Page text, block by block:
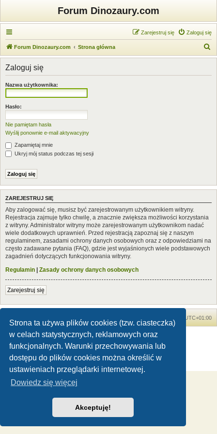
Strona ta używa plików cookies (tzw. ciasteczka)
w celach statystycznych, reklamowych oraz
funkcjonalnych. Warunki przechowywania lub
dostępu do plików cookies można określić w
ustawieniach przeglądarki internetowej.
Dowiedz się więcej
Akceptuję!
Forum Dinozaury.com
Zaloguj się
Zarejestruj się
Forum Dinozaury.com Strona główna
z
Zaloguj się
Nazwa użytkownika:
Hasło:
Nie pamiętam hasła
Wyślij ponownie e-mail aktywacyjny
Zapamiętaj mnie
Ukryj mój status podczas tej sesji
ZAREJESTRUJ SIĘ
Aby zalogować się, musisz być zarejestrowanym użytkownikiem witryny.
Rejestracja zajmuje tylko chwilę, a znacznie zwiększa możliwości korzystania
z witryny. Administrator witryny może zarejestrowanym użytkownikom nadać
wiele dodatkowych uprawnień. Przed rejestracją zapoznaj się z naszym
regulaminem, zasadami ochrony danych osobowych oraz z odpowiedziami na
często zadawane pytania (FAQ), gdzie jest wyjaśnionych wiele podstawowych
zagadnień dotyczących funkcjonowania witryny.
Regulamin | Zasady ochrony danych osobowych
Zarejestruj się
UTC+01:00
Dinozaury.com© 2006-2020
Technologię dostarczaphpBB® Forum Software © phpBB Limited
Zasady ochrony danych osobowych|Regulamin